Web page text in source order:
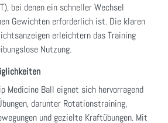
bei denen ein schneller Wechsel
Gewichten erforderlich ist. Die klaren
erleichtern das Training
Nutzung.
Medicine Ball eignet sich hervorragend
darunter Rotationstraining,
und gezielte Kraftübungen. Mit